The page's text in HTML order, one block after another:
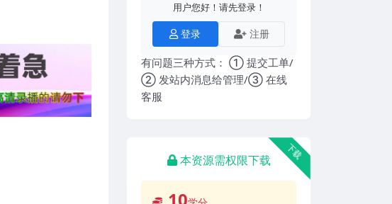
用户您好！请先登录！
登录 注册
有问题三种方式： ① 提交工单/
② 发站内消息给管理/③ 在线
客服
下载
本资源需权限下载